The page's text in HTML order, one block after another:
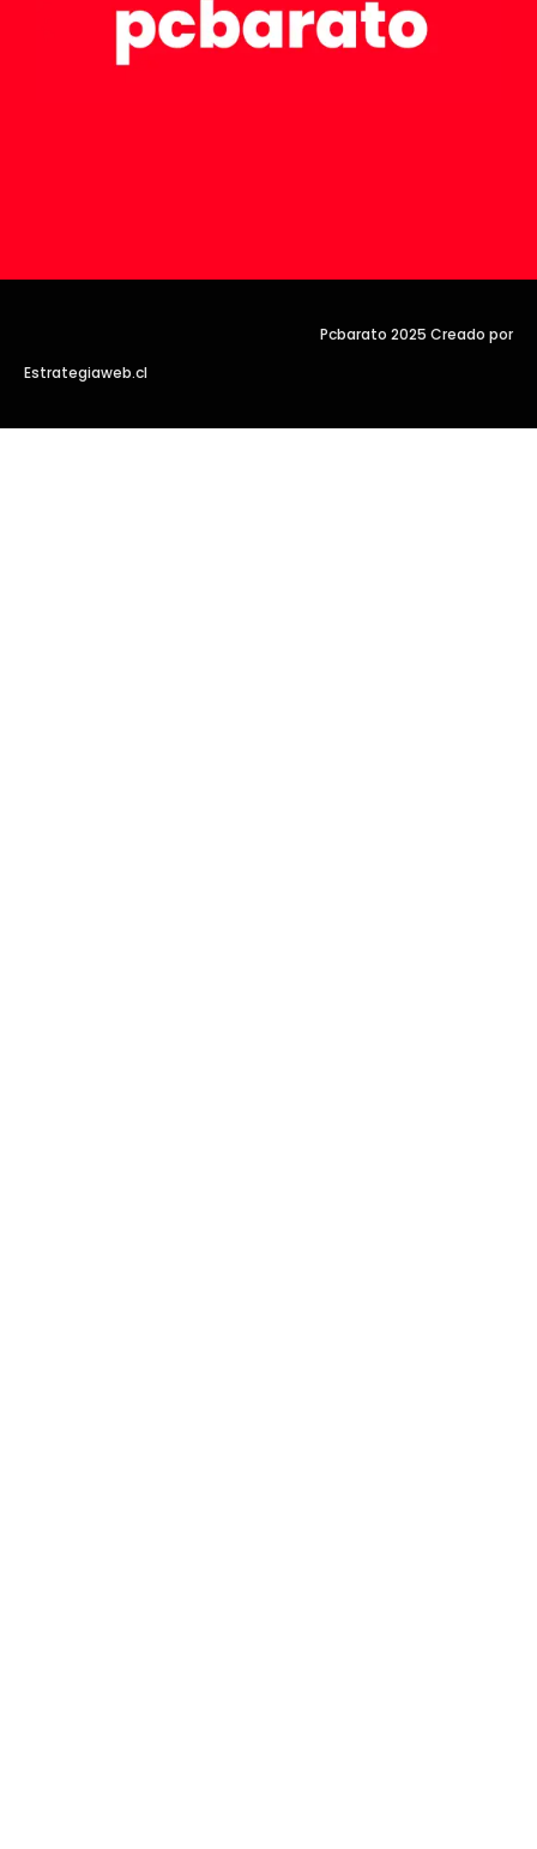
Pcbarato 2025 Creado por
Estrategiaweb.cl